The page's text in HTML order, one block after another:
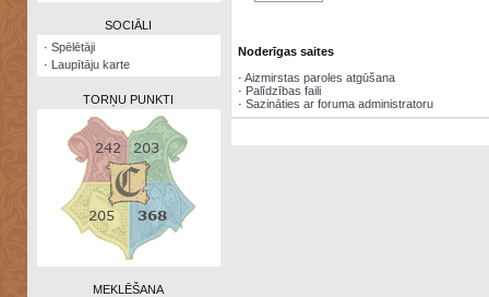
Zināšanu
SOCIĀLI
· Spēlētāji
· Laupītāju karte
TORŅU PUNKTI
MEKLĒŠANA
Noderīgas saites
· Aizmirstas paroles atgūšana
· Palīdzības faili
· Sazināties ar foruma administratoru